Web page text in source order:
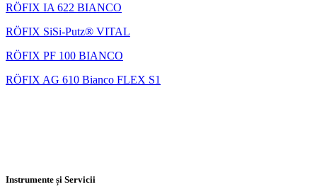
RÖFIX IA 622 BIANCO
RÖFIX SiSi-Putz® VITAL
RÖFIX PF 100 BIANCO
RÖFIX AG 610 Bianco FLEX S1
Instrumente și Servicii